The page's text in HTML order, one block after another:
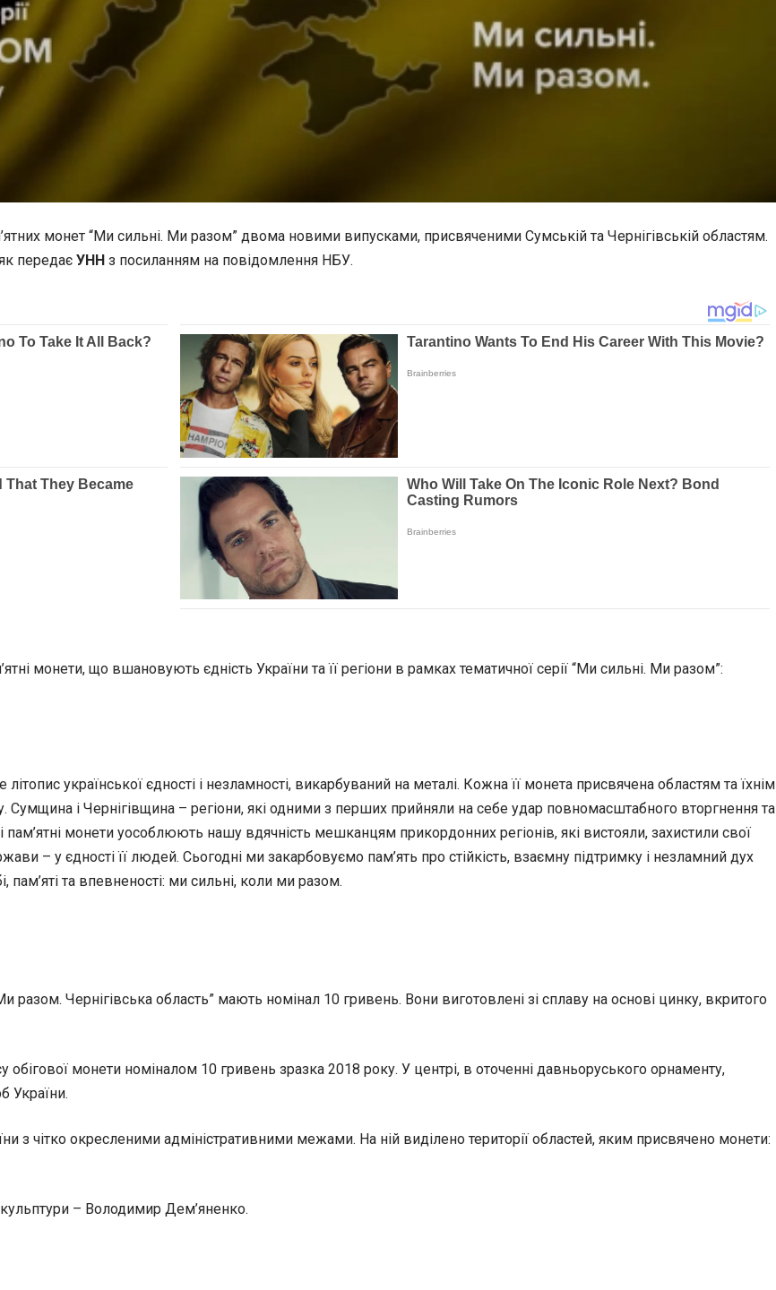
монет “Ми сильні. Ми разом” двома новими випусками, присвяченими Сумській та Чернігівській областям.
передає УНН з посиланням на повідомлення НБУ.
монети, що вшановують єдність України та її регіони в рамках тематичної серії “Ми сильні. Ми разом”:
української єдності і незламності, викарбуваний на металі. Кожна її монета присвячена областям та їхнім
Сумщина і Чернігівщина – регіони, які одними з перших прийняли на себе удар повномасштабного вторгнення та
пам’ятні монети уособлюють нашу вдячність мешканцям прикордонних регіонів, які вистояли, захистили свої
– у єдності її людей. Сьогодні ми закарбовуємо пам’ять про стійкість, взаємну підтримку і незламний дух
та впевненості: ми сильні, коли ми разом.
Чернігівська область” мають номінал 10 гривень. Вони виготовлені зі сплаву на основі цинку, вкритого
монети номіналом 10 гривень зразка 2018 року. У центрі, в оточенні давньоруського орнаменту,
України.
з чітко окресленими адміністративними межами. На ній виділено території областей, яким присвячено монети:
– Володимир Дем’яненко.